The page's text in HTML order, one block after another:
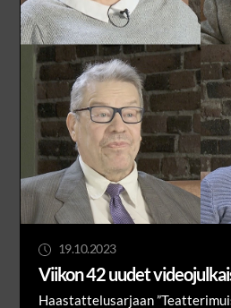
19.10.2023
Viikon 42 uudet
Haastattelusarjaan